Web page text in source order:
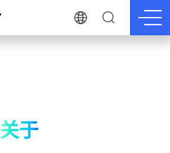
关于我们